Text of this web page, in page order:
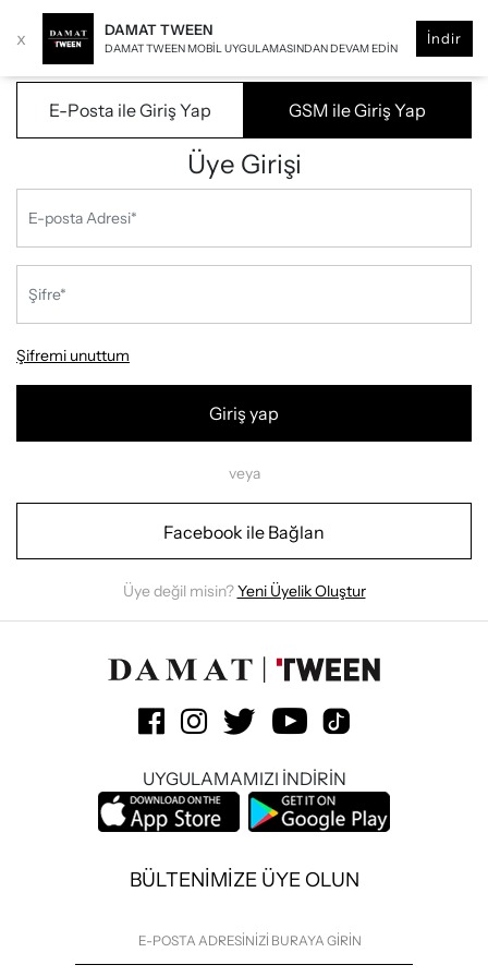
x DAMAT TWEEN
DAMAT TWEEN MOBIL UYGULAMASINDAN DEVAM EDIN
İndir
E-Posta ile Giriş Yap GSM ile Giriş Yap
Üye Girişi
Şifremi unuttum
Giriş yap
veya
Facebook ile Bağlan
Üye değil misin?Yeni Üyelik Oluştur
UYGULAMAMIZI İNDİRİN
BÜLTENİMİZE ÜYE OLUN